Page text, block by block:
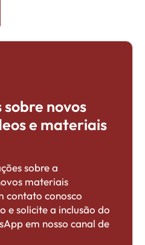
sobre novos
e materiais
sobre a
materiais
contato conosco
e solicite a inclusão do
em nosso canal de